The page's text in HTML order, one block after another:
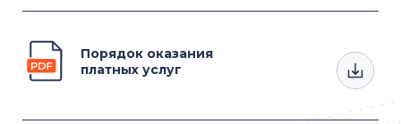
Порядок оказания
платных услуг